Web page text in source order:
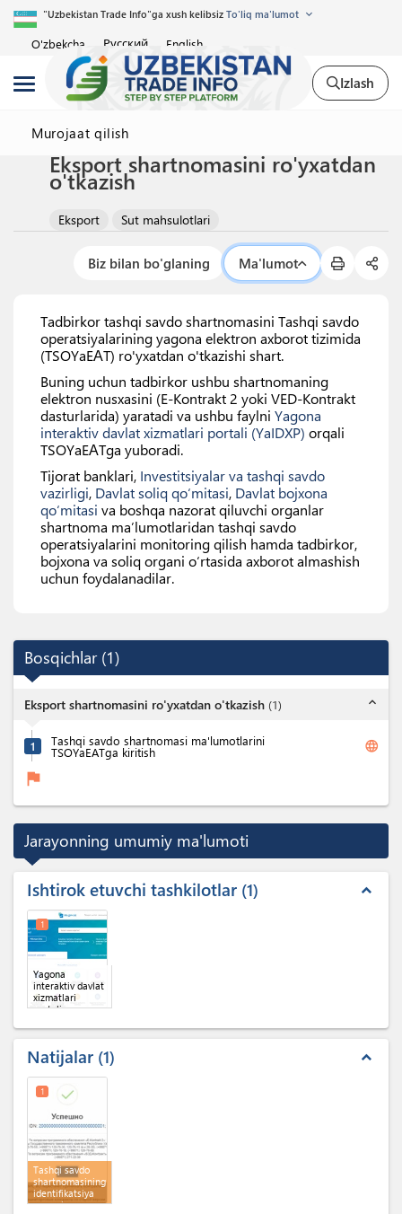
"Uzbekistan Trade Info"ga xush kelibsiz To'liq ma'lumot
O'zbekcha Русский English
Izlash
Murojaat qilish
Eksport shartnomasini ro'yxatdan
o'tkazish
Eksport Sut mahsulotlari
Biz bilan bo'glaning Ma'lumot
Tadbirkor tashqi savdo shartnomasini Tashqi savdo
operatsiyalarining yagona elektron axborot tizimida
(TSOYaEАT) ro'yxatdan o'tkazishi shart.
Buning uchun tadbirkor ushbu shartnomaning
elektron nusxasini (E-Kontrakt 2 yoki VED-Kontrakt
dasturlarida) yaratadi va ushbu faylni Yagona
interaktiv davlat xizmatlari portali (YaIDXP) orqali
TSOYaEАTga yuboradi.
Tijorat banklari, Investitsiyalar va tashqi savdo
vazirligi, Davlat soliq qo‘mitasi, Davlat bojxona
qo‘mitasi va boshqa nazorat qiluvchi organlar
shartnoma ma’lumotlaridan tashqi savdo
operatsiyalarini monitoring qilish hamda tadbirkor,
bojxona va soliq organi o‘rtasida axborot almashish
uchun foydalanadilar.
Bosqichlar (1)
Eksport shartnomasini ro'yxatdan o'tkazish (1) expand_less
1 Tashqi savdo shartnomasi ma'lumotlarini
TSOYaEATga kiritish language
flag
Jarayonning umumiy ma'lumoti
Ishtirok etuvchi tashkilotlar 1 expand_less
Yagona
interaktiv davlat
xizmatlari
portali
1
Natijalar 1 expand_less
Tashqi savdo
shartnomasining
identifikatsiya
raqami
1